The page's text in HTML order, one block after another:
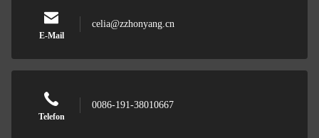
E-Mail
celia@zzhonyang.cn
Telefon
0086-191-38010667